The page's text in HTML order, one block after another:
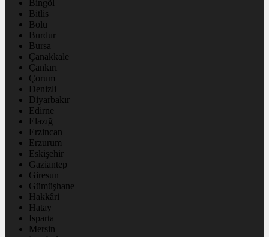
Bingöl
Bitlis
Bolu
Burdur
Bursa
Çanakkale
Çankırı
Çorum
Denizli
Diyarbakır
Edirne
Elazığ
Erzincan
Erzurum
Eskişehir
Gaziantep
Giresun
Gümüşhane
Hakkâri
Hatay
Isparta
Mersin